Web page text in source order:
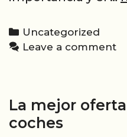
Categories
Uncategorized
Leave a comment
La mejor
coches